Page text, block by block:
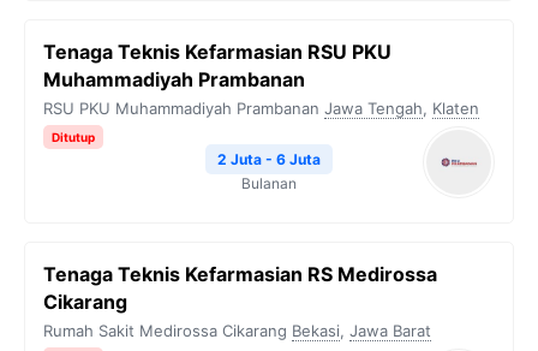
Tenaga Teknis Kefarmasian RSU PKU
Muhammadiyah Prambanan
RSU PKU Muhammadiyah Prambanan Jawa Tengah, Klaten
Ditutup
2 Juta - 6 Juta
Bulanan
Tenaga Teknis Kefarmasian RS Medirossa
Cikarang
Rumah Sakit Medirossa Cikarang Bekasi, Jawa Barat